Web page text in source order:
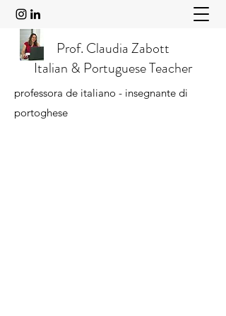
Prof. Claudia Zabott
Italian & Portuguese Teacher
professora de italiano - insegnante di
portoghese